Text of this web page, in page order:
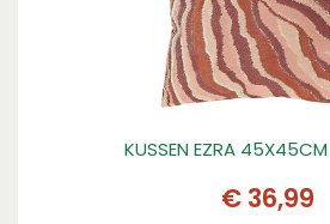
KUSSEN EZRA
€ 36,99